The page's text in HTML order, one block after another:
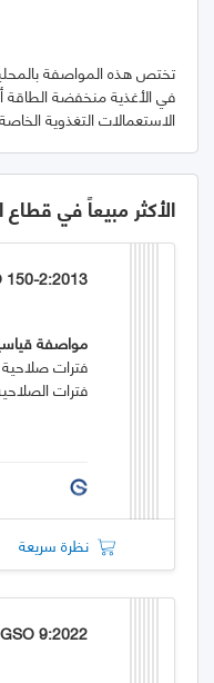
تختص هذه المواصفة
في الأغذية منخفضة الطاقة
الاستعمالات التغذوية
الأكثر مبيعاً في قطاع
150-2:2013
مواصفة
فترات صلاحية
فترات
نظرة سريعة
GSO 9:2022